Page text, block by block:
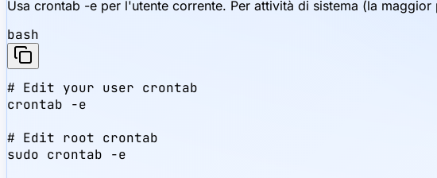
Usa crontab -e per l'utente corrente. Per attività di sistema (la
bash
# Edit your user crontab
crontab -e
# Edit root crontab
sudo crontab -e